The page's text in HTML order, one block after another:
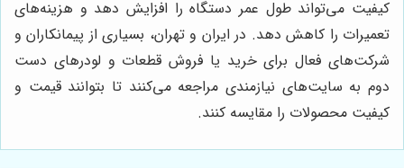
کیفیت می‌تواند طول عمر دستگاه را افزایش دهد و هزینه‌های
تعمیرات را کاهش دهد. در ایران و تهران، بسیاری از پیمانکاران و
شرکت‌های فعال برای خرید یا فروش قطعات و لودرهای دست
دوم به سایت‌های نیازمندی مراجعه می‌کنند تا بتوانند قیمت و
کیفیت محصولات را مقایسه کنند.